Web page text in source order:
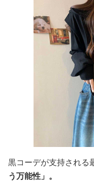
黒コーデが支持される
う万能性」。